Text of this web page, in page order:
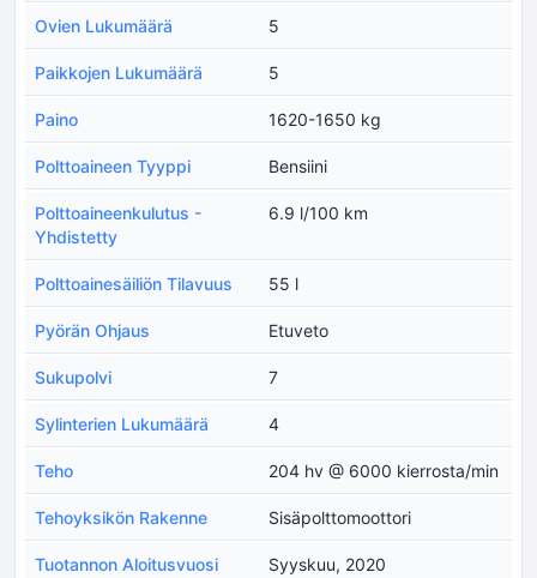
Ovien Lukumäärä 5
Paikkojen Lukumäärä 5
Paino 1620-1650 kg
Polttoaineen Tyyppi Bensiini
Polttoaineenkulutus -
Yhdistetty
6.9 l/100 km
Polttoainesäiliön Tilavuus 55 l
Pyörän Ohjaus Etuveto
Sukupolvi 7
Sylinterien Lukumäärä 4
Teho 204 hv @ 6000 kierrosta/min
Tehoyksikön Rakenne Sisäpolttomoottori
Tuotannon Aloitusvuosi Syyskuu, 2020